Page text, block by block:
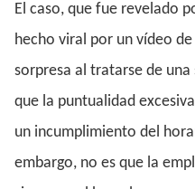
El caso, que fue revelado
hecho viral por un vídeo
sorpresa al tratarse de
que la puntualidad
un incumplimiento del
embargo, no es que la